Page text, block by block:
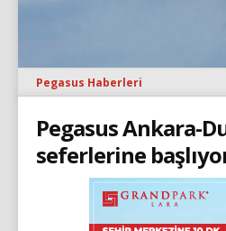
Pegasus Haberleri
Pegasus Ankara-
seferlerine